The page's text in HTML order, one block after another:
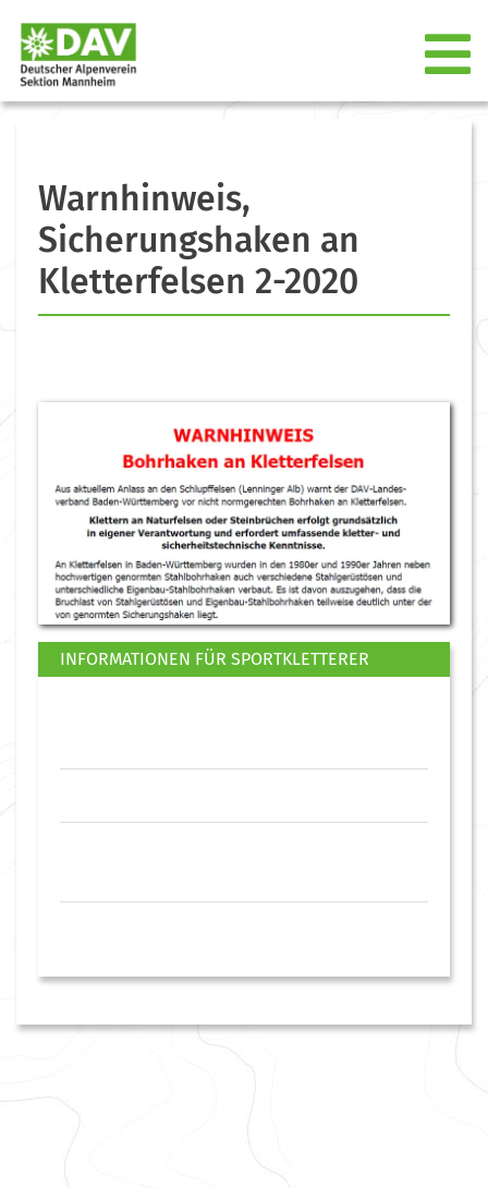
Warnhinweis,
Sicherungshaken an
Kletterfelsen 2-2020
INFORMATIONEN FÜR SPORTKLETTERER